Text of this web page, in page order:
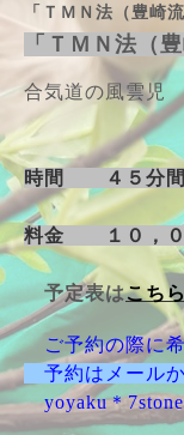
「ＴＭＮ法（豊崎
「ＴＭＮ法（
合気道の風雲
時間 ４５分間
料金 １０，０
予定表はこちら
ご予約の際に希
予約はメール
yoyaku＊